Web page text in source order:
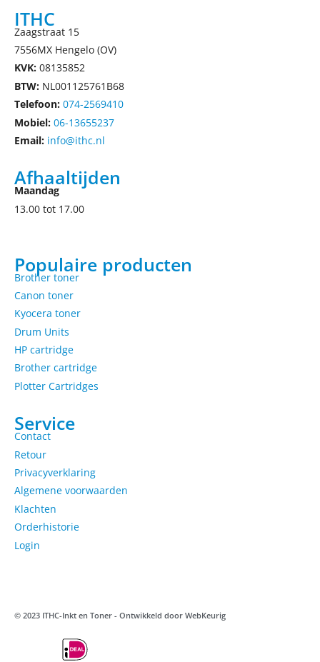
ITHC
Zaagstraat 15
7556MX Hengelo (OV)
KVK: 08135852
BTW: NL001125761B68
Telefoon: 074-2569410
Mobiel: 06-13655237
Email: info@ithc.nl
Afhaaltijden
Maandag
13.00 tot 17.00
Populaire producten
Brother toner
Canon toner
Kyocera toner
Drum Units
HP cartridge
Brother cartridge
Plotter Cartridges
Service
Contact
Retour
Privacyverklaring
Algemene voorwaarden
Klachten
Orderhistorie
Login
© 2023 ITHC-Inkt en Toner - Ontwikkeld door WebKeurig